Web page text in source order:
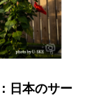
日本のサー